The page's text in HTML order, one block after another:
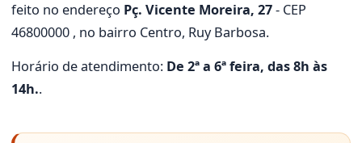
feito no endereço Pç. Vicente Moreira, 27- CEP
46800000 , no bairro Centro, Ruy Barbosa.
Horário de atendimento: De 2ª a 6ª feira, das 8h às
14h..